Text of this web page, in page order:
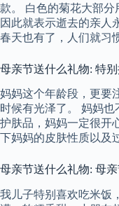
款。 白色的菊花大部分
因此就表示逝去的亲人
春天也有了，人们就习
母亲节送什么礼物: 特
妈妈这个年龄段，更要
时候有光泽了。 妈妈
护肤品，妈妈一定很开
下妈妈的皮肤性质以及
母亲节送什么礼物: 母
我儿子特别喜欢吃米饭